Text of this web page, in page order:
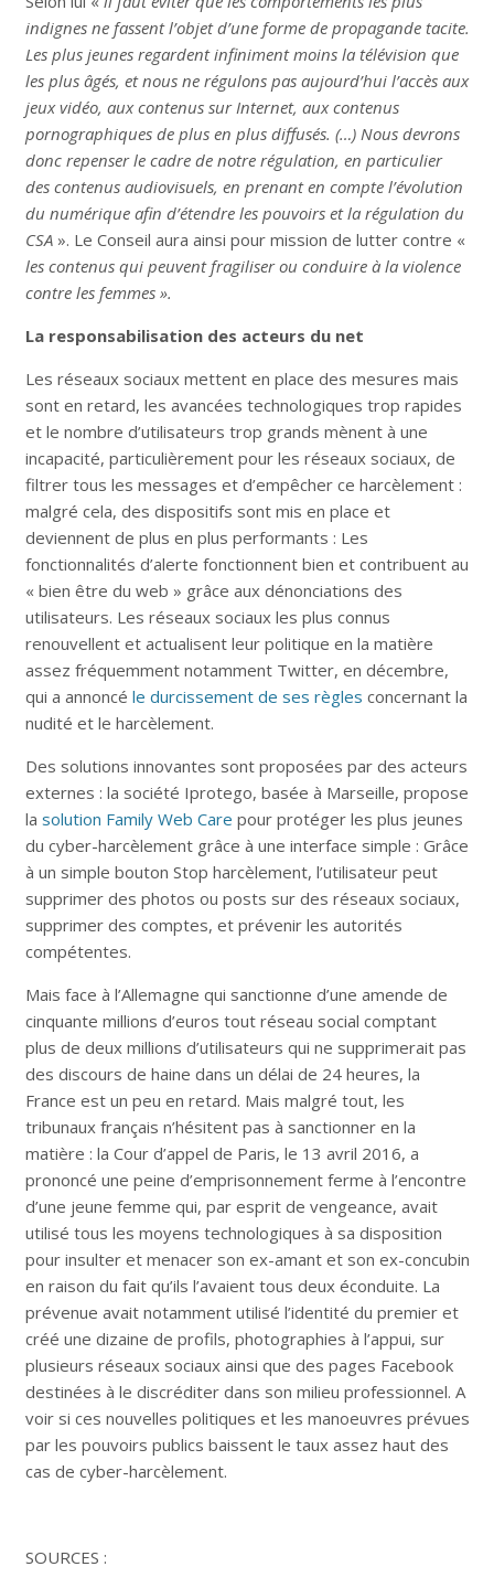
indignes ne fassent l’objet d’une forme de propagande tacite.
Les plus jeunes regardent infiniment moins la télévision que
les plus âgés, et nous ne régulons pas aujourd’hui l’accès aux
jeux vidéo, aux contenus sur Internet, aux contenus
pornographiques de plus en plus diffusés. (…) Nous devrons
donc repenser le cadre de notre régulation, en particulier
des contenus audiovisuels, en prenant en compte l’évolution
du numérique afin d’étendre les pouvoirs et la régulation du
CSA». Le Conseil aura ainsi pour mission de lutter contre «
les contenus qui peuvent fragiliser ou conduire à la violence
contre les femmes ».
La responsabilisation des acteurs du net
Les réseaux sociaux mettent en place des mesures mais
sont en retard, les avancées technologiques trop rapides
et le nombre d’utilisateurs trop grands mènent à une
incapacité, particulièrement pour les réseaux sociaux, de
filtrer tous les messages et d’empêcher ce harcèlement :
malgré cela, des dispositifs sont mis en place et
deviennent de plus en plus performants : Les
fonctionnalités d’alerte fonctionnent bien et contribuent au
« bien être du web » grâce aux dénonciations des
utilisateurs. Les réseaux sociaux les plus connus
renouvellent et actualisent leur politique en la matière
assez fréquemment notamment Twitter, en décembre,
qui a annoncé le durcissement de ses règles concernant la
nudité et le harcèlement.
Des solutions innovantes sont proposées par des acteurs
externes : la société Iprotego, basée à Marseille, propose
la solution Family Web Care pour protéger les plus jeunes
du cyber-harcèlement grâce à une interface simple : Grâce
à un simple bouton Stop harcèlement, l’utilisateur peut
supprimer des photos ou posts sur des réseaux sociaux,
supprimer des comptes, et prévenir les autorités
compétentes.
Mais face à l’Allemagne qui sanctionne d’une amende de
cinquante millions d’euros tout réseau social comptant
plus de deux millions d’utilisateurs qui ne supprimerait pas
des discours de haine dans un délai de 24 heures, la
France est un peu en retard. Mais malgré tout, les
tribunaux français n’hésitent pas à sanctionner en la
matière : la Cour d’appel de Paris, le 13 avril 2016, a
prononcé une peine d’emprisonnement ferme à l’encontre
d’une jeune femme qui, par esprit de vengeance, avait
utilisé tous les moyens technologiques à sa disposition
pour insulter et menacer son ex-amant et son ex-concubin
en raison du fait qu’ils l’avaient tous deux éconduite. La
prévenue avait notamment utilisé l’identité du premier et
créé une dizaine de profils, photographies à l’appui, sur
plusieurs réseaux sociaux ainsi que des pages Facebook
destinées à le discréditer dans son milieu professionnel. A
voir si ces nouvelles politiques et les manoeuvres prévues
par les pouvoirs publics baissent le taux assez haut des
cas de cyber-harcèlement.
SOURCES :